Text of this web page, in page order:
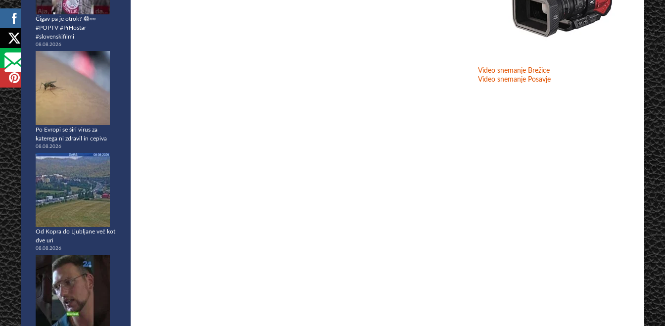
Video snemanje Brežice
Video snemanje Posavje
Čigav pa je otrok? 😂👀
#POPTV #PrHostar
#slovenskifilmi
08.08.2026
Po Evropi se širi virus za
katerega ni zdravil in cepiva
08.08.2026
Od Kopra do Ljubljane več kot
dve uri
08.08.2026